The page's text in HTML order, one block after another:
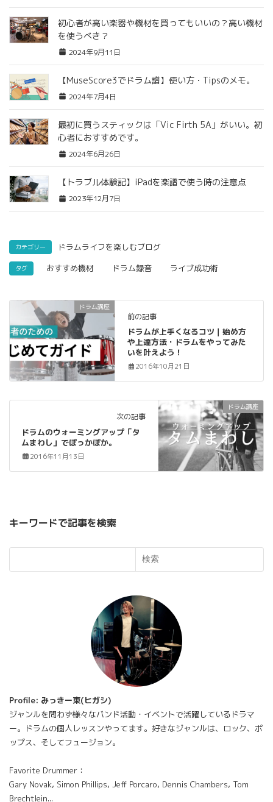
初心者が高い楽器や機材を買ってもいいの？高い機材
を使うべき？
2024年9月11日
【MuseScore3でドラム譜】使い方・Tipsのメモ。
2024年7月4日
最初に買うスティックは「Vic Firth 5A」がいい。初
心者におすすめです。
2024年6月26日
【トラブル体験記】iPadを楽譜で使う時の注意点
2023年12月7日
カテゴリー ドラムライフを楽しむブログ
タグ おすすめ機材 ドラム録音 ライブ成功術
ドラム講座
前の記事
ドラムが上手くなるコツ｜始め方
や上達方法・ドラムをやってみた
いを叶えよう！
2016年10月21日
ドラム講座
次の記事
ドラムのウォーミングアップ「タ
ムまわし」でぽっかぽか。
2016年11月13日
キーワードで記事を検索
検索
Profile: みっきー東(ヒガシ)
ジャンルを問わず様々なバンド活動・イベントで活躍しているドラマ
ー。ドラムの個人レッスンやってます。好きなジャンルは、ロック、ポ
ップス、そしてフュージョン。
Favorite Drummer：
Gary Novak, Simon Phillips, Jeff Porcaro, Dennis Chambers, Tom
Brechtlein...